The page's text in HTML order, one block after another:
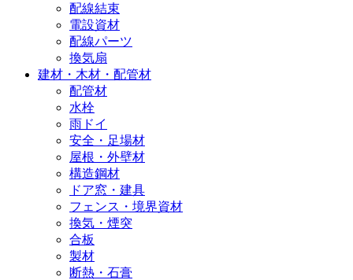
配線結束
電設資材
配線パーツ
換気扇
建材・木材・配管材
配管材
水栓
雨ドイ
安全・足場材
屋根・外壁材
構造鋼材
ドア窓・建具
フェンス・境界資材
換気・煙突
合板
製材
断熱・石膏